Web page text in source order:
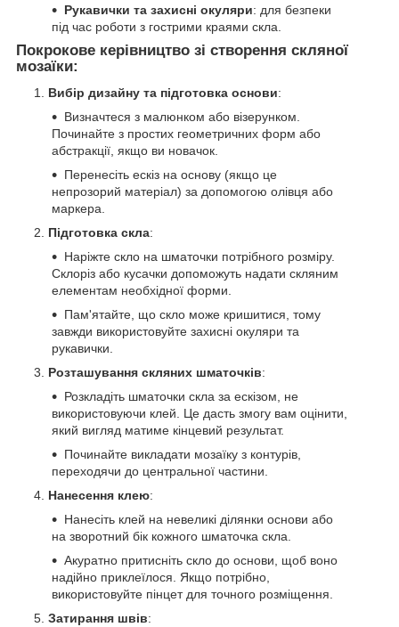
Рукавички та захисні окуляри: для безпеки
під час роботи з гострими краями скла.
Покрокове керівництво зі створення скляної
мозаїки:
Вибір дизайну та підготовка основи:
Визначтеся з малюнком або візерунком.
Починайте з простих геометричних форм або
абстракції, якщо ви новачок.
Перенесіть ескіз на основу (якщо це
непрозорий матеріал) за допомогою олівця або
маркера.
Підготовка скла:
Наріжте скло на шматочки потрібного розміру.
Склоріз або кусачки допоможуть надати скляним
елементам необхідної форми.
Пам'ятайте, що скло може кришитися, тому
завжди використовуйте захисні окуляри та
рукавички.
Розташування скляних шматочків:
Розкладіть шматочки скла за ескізом, не
використовуючи клей. Це дасть змогу вам оцінити,
який вигляд матиме кінцевий результат.
Починайте викладати мозаїку з контурів,
переходячи до центральної частини.
Нанесення клею:
Нанесіть клей на невеликі ділянки основи або
на зворотний бік кожного шматочка скла.
Акуратно притисніть скло до основи, щоб воно
надійно приклеїлося. Якщо потрібно,
використовуйте пінцет для точного розміщення.
Затирання швів: